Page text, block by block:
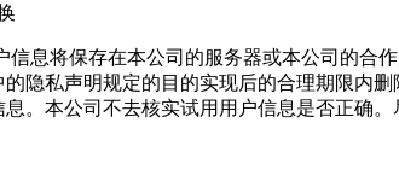
信息将保存在本公司的服务器或本公司的
隐私声明规定的目的实现后的合理期限内
。本公司不去核实试用用户信息是否正确